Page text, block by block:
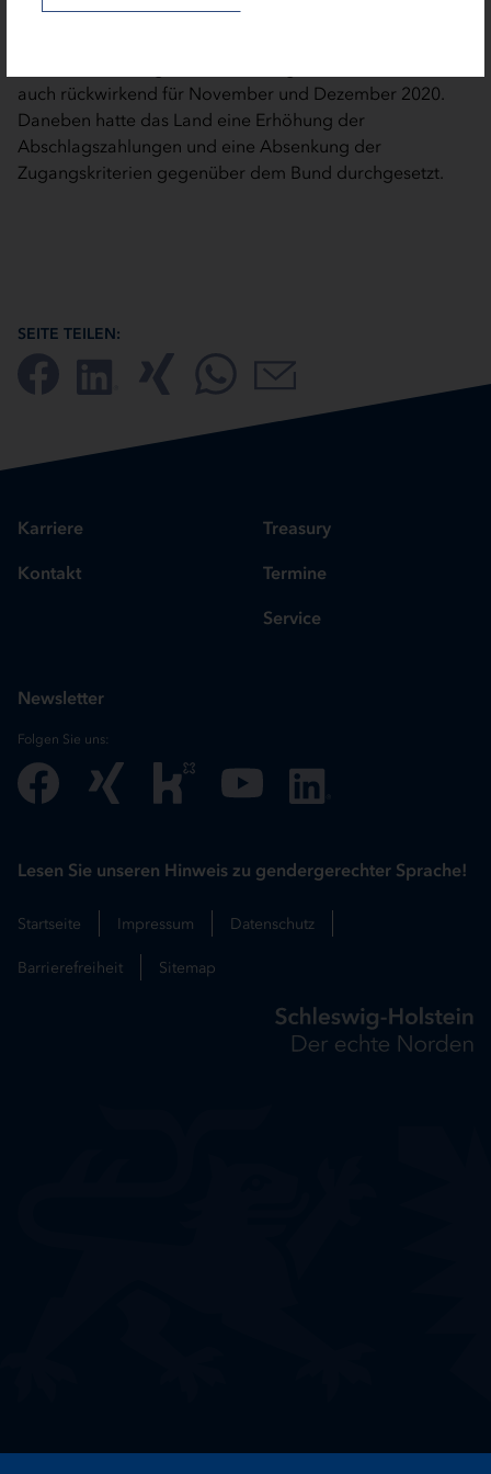
mittelbar betroffene Unternehmen, die nicht für die
auch rückwirkend für November und Dezember 2020.
Daneben hatte das Land eine Erhöhung der
Abschlagszahlungen und eine Absenkung der
Zugangskriterien gegenüber dem Bund durchgesetzt.
SEITE TEILEN:
Karriere
Kontakt
Treasury
Termine
Service
Newsletter
Folgen Sie uns:
Lesen Sie unseren Hinweis zu gendergerechter Sprache!
Startseite Impressum Datenschutz
Barrierefreiheit Sitemap